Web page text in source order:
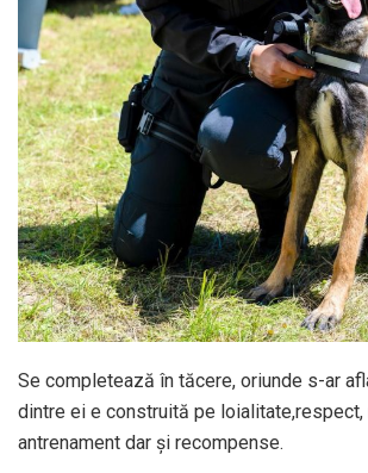
Se completează în tăcere, oriunde s-ar
dintre ei e construită pe loialitate,respect,
antrenament dar și recompense.